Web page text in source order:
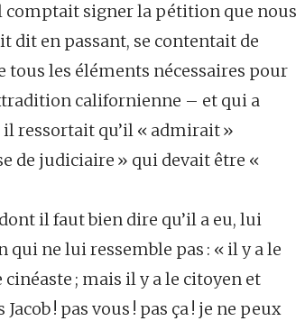
comptait signer la pétition que nous
dit en passant, se contentait de
les éléments nécessaires pour
californienne – et qui a
ressortait qu’il « admirait »
de judiciaire » qui devait être «
il faut bien dire qu’il a eu, lui
ne lui ressemble pas : « il y a le
; mais il y a le citoyen et
! pas vous ! pas ça ! je ne peux